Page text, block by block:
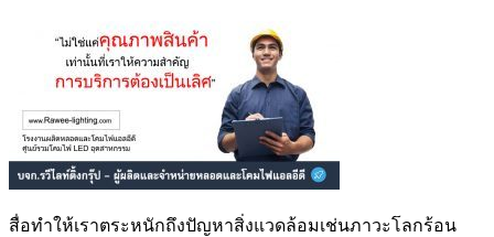
สื่อทำให้เราตระหนักถึงปัญหาสิ่งแวดล้อมเช่นภาวะโลกร้อน